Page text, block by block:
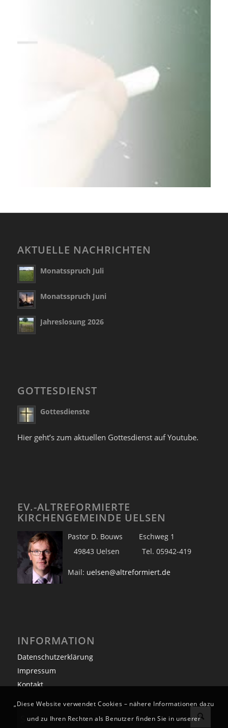
AKTUELLE NACHRICHTEN
Monatsspruch Juli
Monatsspruch Juni
Jahreslosung 2026
GOTTESDIENST
Gottesdienste
Hier geht’s zum aktuellen Gottesdienst auf Youtube.
EV.-ALTREFORMIERTE
KIRCHENGEMEINDE UELSEN
Pastor D. Bouws Eschweg 1
49843 Uelsen Tel. 05942-419
Mail: uelsen@altreformiert.de
INFORMATION
Datenschutzerklärung
Impressum
Kontakt
„Diese Website verwendet Cookies – nähere Informationen dazu
und zu Ihren Rechten als Benutzer finden Sie in unserer